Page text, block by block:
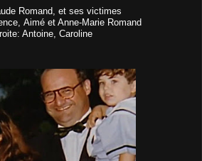
Romand, et ses victimes
Aimé et Anne-Marie Romand
Antoine, Caroline